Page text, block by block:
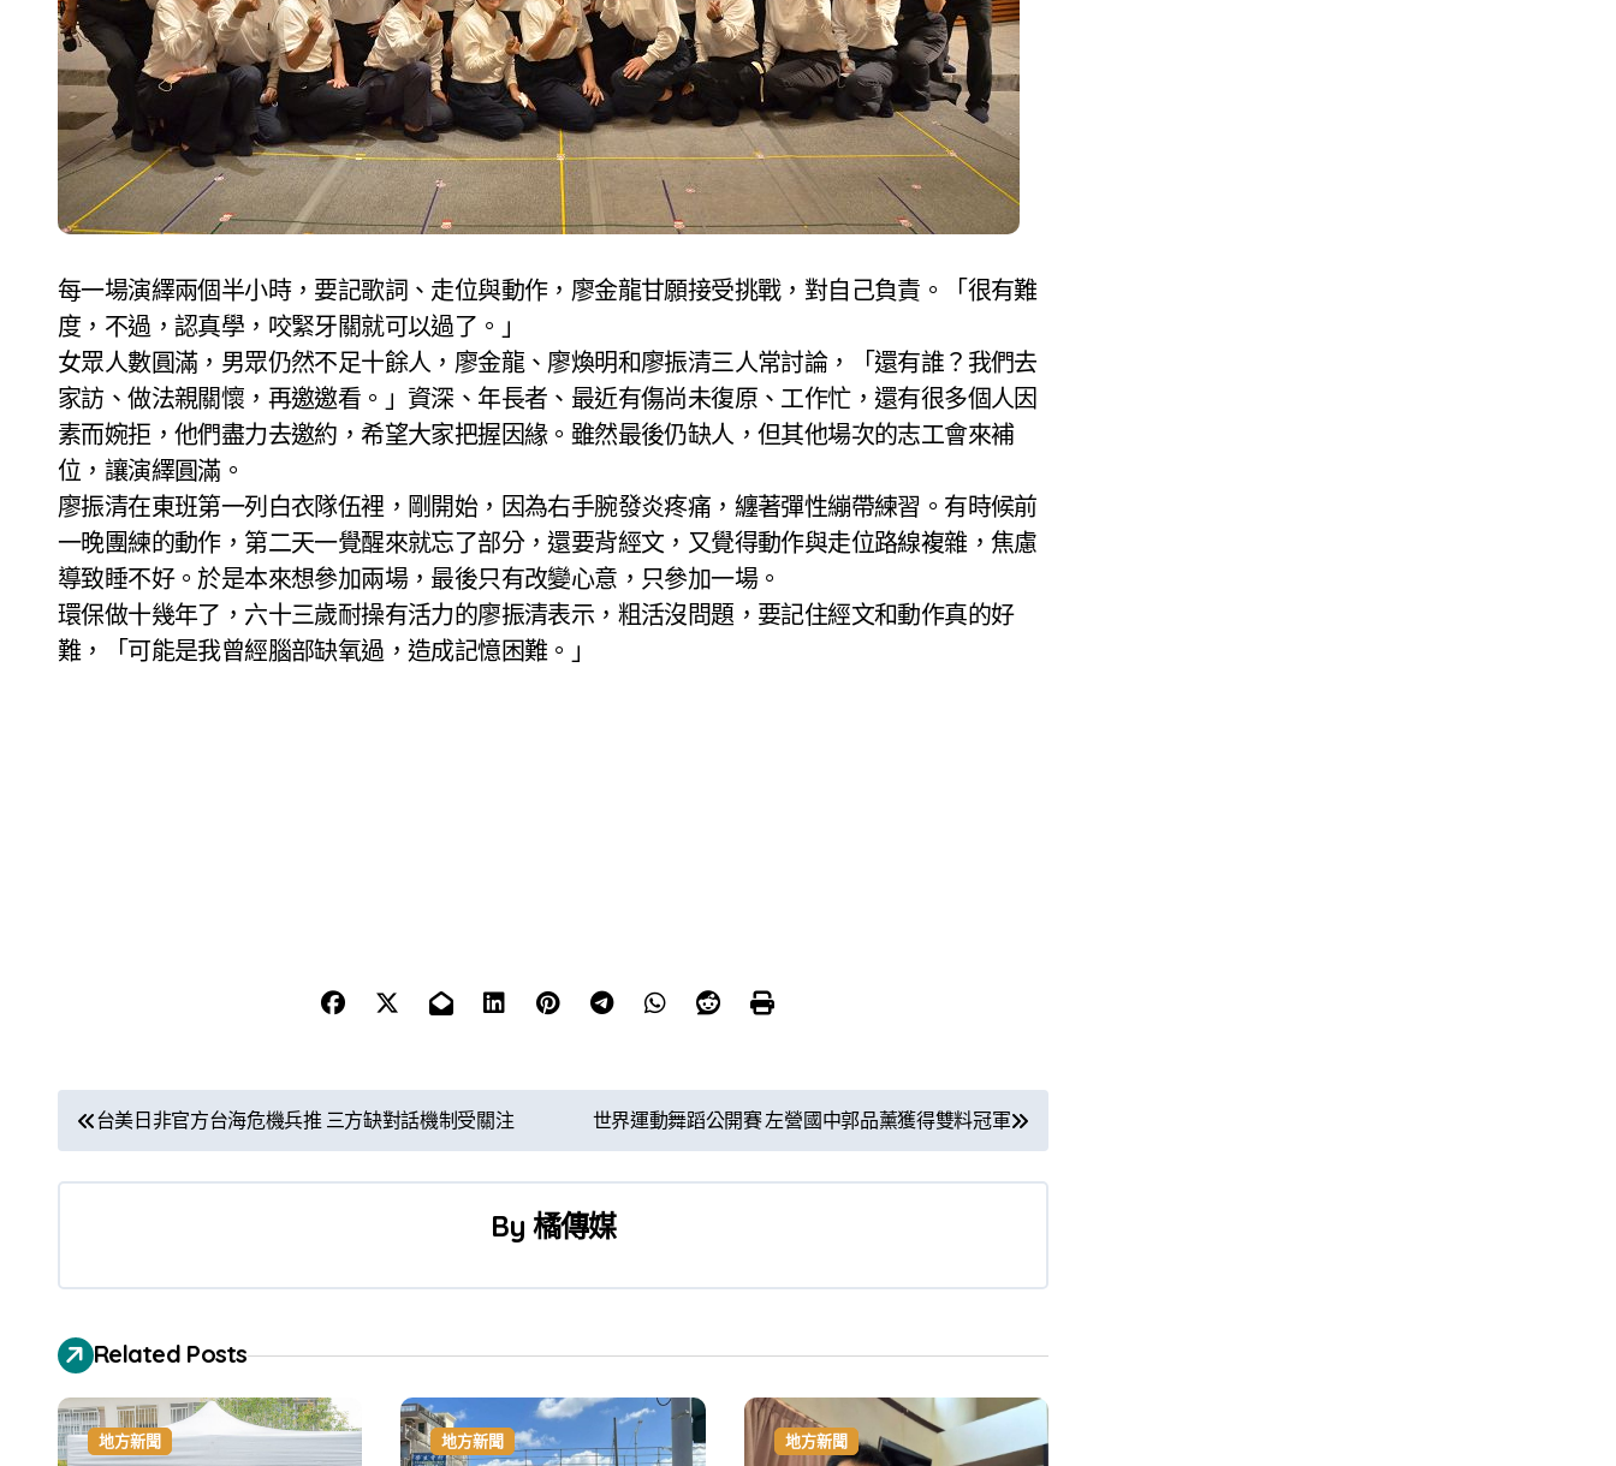
每一場演繹兩個半小時，要記歌詞、走位與動作，廖金龍甘願接受挑戰，對自己負責。「很有難
度，不過，認真學，咬緊牙關就可以過了。」
女眾人數圓滿，男眾仍然不足十餘人，廖金龍、廖煥明和廖振清三人常討論，「還有誰？我們去
家訪、做法親關懷，再邀邀看。」資深、年長者、最近有傷尚未復原、工作忙，還有很多個人因
素而婉拒，他們盡力去邀約，希望大家把握因緣。雖然最後仍缺人，但其他場次的志工會來補
位，讓演繹圓滿。
廖振清在東班第一列白衣隊伍裡，剛開始，因為右手腕發炎疼痛，纏著彈性繃帶練習。有時候前
一晚團練的動作，第二天一覺醒來就忘了部分，還要背經文，又覺得動作與走位路線複雜，焦慮
導致睡不好。於是本來想參加兩場，最後只有改變心意，只參加一場。
環保做十幾年了，六十三歲耐操有活力的廖振清表示，粗活沒問題，要記住經文和動作真的好
難，「可能是我曾經腦部缺氧過，造成記憶困難。」
文
章
台美日非官方台海危機兵推 三方缺對話機制受關注 世界運動舞蹈公開賽 左營國中郭品薰獲得雙料冠軍
By 橘傳媒
Related Posts
地方新聞 地方新聞 地方新聞